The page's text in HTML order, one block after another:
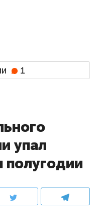
1
упал
полугодии